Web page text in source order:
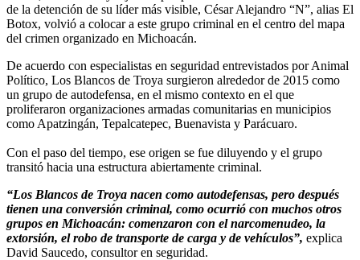
de la detención de su líder más visible, César Alejandro “N”, alias El
Botox, volvió a colocar a este grupo criminal en el centro del mapa
del crimen organizado en Michoacán.
De acuerdo con especialistas en seguridad entrevistados por Animal
Político, Los Blancos de Troya surgieron alrededor de 2015 como
un grupo de autodefensa, en el mismo contexto en el que
proliferaron organizaciones armadas comunitarias en municipios
como Apatzingán, Tepalcatepec, Buenavista y Parácuaro.
Con el paso del tiempo, ese origen se fue diluyendo y el grupo
transitó hacia una estructura abiertamente criminal.
“Los Blancos de Troya nacen como autodefensas, pero después
tienen una conversión criminal, como ocurrió con muchos otros
grupos en Michoacán: comenzaron con el narcomenudeo, la
extorsión, el robo de transporte de carga y de vehículos”, explica
David Saucedo, consultor en seguridad.